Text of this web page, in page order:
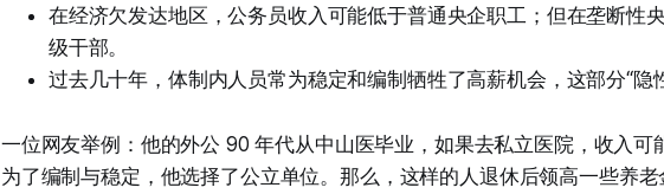
在经济欠发达地区，公务员收入可能低于普通央企职工；但在垄断性
级干部。
过去几十年，体制内人员常为稳定和编制牺牲了高薪机会，这部分“隐
一位网友举例：他的外公 90 年代从中山医毕业，如果去私立医院，收入可
为了编制与稳定，他选择了公立单位。那么，这样的人退休后领高一些养